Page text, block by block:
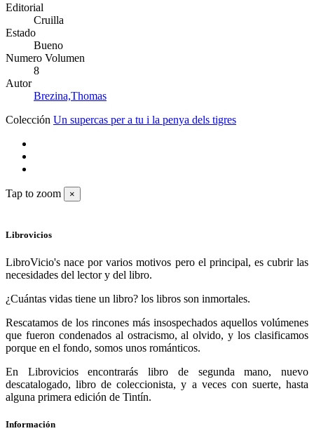
Editorial
Cruilla
Estado
Bueno
Numero Volumen
8
Autor
Brezina,Thomas
Colección Un supercas per a tu i la penya dels tigres
Tap to zoom ×
Librovicios
LibroVicio's nace por varios motivos pero el principal, es cubrir las
necesidades del lector y del libro.
¿Cuántas vidas tiene un libro? los libros son inmortales.
Rescatamos de los rincones más insospechados aquellos volúmenes
que fueron condenados al ostracismo, al olvido, y los clasificamos
porque en el fondo, somos unos románticos.
En Librovicios encontrarás libro de segunda mano, nuevo
descatalogado, libro de coleccionista, y a veces con suerte, hasta
alguna primera edición de Tintín.
Información